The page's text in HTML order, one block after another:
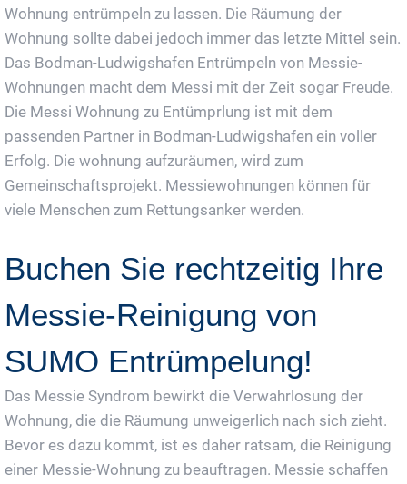
Wohnung entrümpeln zu lassen. Die Räumung der
Wohnung sollte dabei jedoch immer das letzte Mittel sein.
Das Bodman-Ludwigshafen Entrümpeln von Messie-
Wohnungen macht dem Messi mit der Zeit sogar Freude.
Die Messi Wohnung zu Entümprlung ist mit dem
passenden Partner in Bodman-Ludwigshafen ein voller
Erfolg. Die wohnung aufzuräumen, wird zum
Gemeinschaftsprojekt. Messiewohnungen können für
viele Menschen zum Rettungsanker werden.
Buchen Sie rechtzeitig Ihre
Messie-Reinigung von
SUMO Entrümpelung!
Das Messie Syndrom bewirkt die Verwahrlosung der
Wohnung, die die Räumung unweigerlich nach sich zieht.
Bevor es dazu kommt, ist es daher ratsam, die Reinigung
einer Messie-Wohnung zu beauftragen. Messie schaffen